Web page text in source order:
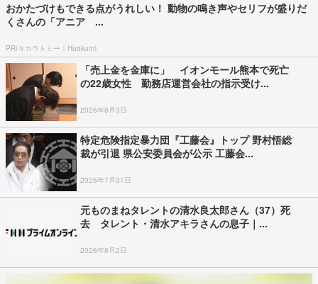
おかたづけもできる点がうれしい！ 動物の鳴き声やセリフが盛りだ
くさんの「アニア ...
PR(タカラトミー｜Hugkum)
「売上金を金庫に」 イオンモール熊本で死亡
の22歳女性 勤務店運営会社の指示受け...
2026年8月3日
特定危険指定暴力団『工藤会』トップ 野村悟総
裁が引退 県公安委員会が公示 工藤会...
2026年7月31日
元ものまねタレントの清水良太郎さん（37）死
去 タレント・清水アキラさんの息子｜...
2026年8月2日